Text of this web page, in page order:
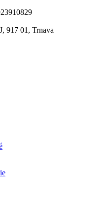
917 01, Trnava